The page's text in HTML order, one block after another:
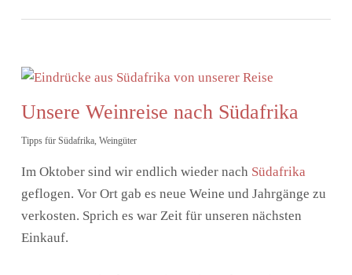
Unsere Weinreise nach Südafrika
Tipps für Südafrika, Weingüter
Im Oktober sind wir endlich wieder nach Südafrika
geflogen. Vor Ort gab es neue Weine und Jahrgänge zu
verkosten. Sprich es war Zeit für unseren nächsten
Einkauf.